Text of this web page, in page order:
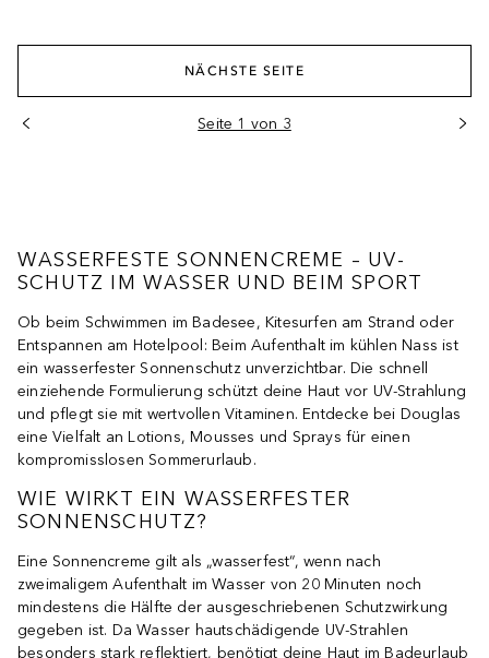
NÄCHSTE SEITE
Seite 1 von 3
WASSERFESTE SONNENCREME – UV-
SCHUTZ IM WASSER UND BEIM SPORT
Ob beim Schwimmen im Badesee, Kitesurfen am Strand oder
Entspannen am Hotelpool: Beim Aufenthalt im kühlen Nass ist
ein wasserfester Sonnenschutz unverzichtbar. Die schnell
einziehende Formulierung schützt deine Haut vor UV-Strahlung
und pflegt sie mit wertvollen Vitaminen. Entdecke bei Douglas
eine Vielfalt an Lotions, Mousses und Sprays für einen
kompromisslosen Sommerurlaub.
WIE WIRKT EIN WASSERFESTER
SONNENSCHUTZ?
Eine Sonnencreme gilt als „wasserfest“, wenn nach
zweimaligem Aufenthalt im Wasser von 20 Minuten noch
mindestens die Hälfte der ausgeschriebenen Schutzwirkung
gegeben ist. Da Wasser hautschädigende UV-Strahlen
besonders stark reflektiert, benötigt deine Haut im Badeurlaub